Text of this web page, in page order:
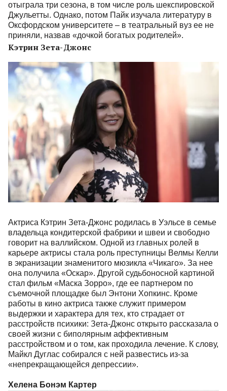
отыграла три сезона, в том числе роль шекспировской
Джульетты. Однако, потом Пайк изучала литературу в
Оксфордском университете – в театральный вуз ее не
приняли, назвав «дочкой богатых родителей».
Кэтрин Зета-Джонс
Актриса Кэтрин Зета-Джонс родилась в Уэльсе в семье
владельца кондитерской фабрики и швеи и свободно
говорит на валлийском. Одной из главных ролей в
карьере актрисы стала роль преступницы Велмы Келли
в экранизации знаменитого мюзикла «Чикаго». За нее
она получила «Оскар». Другой судьбоносной картиной
стал фильм «Маска Зорро», где ее партнером по
съемочной площадке был Энтони Хопкинс. Кроме
работы в кино актриса также служит примером
выдержки и характера для тех, кто страдает от
расстройств психики: Зета-Джонс открыто рассказала о
своей жизни с биполярным аффективным
расстройством и о том, как проходила лечение. К слову,
Майкл Дуглас собирался с ней развестись из-за
«непрекращающейся депрессии».
Хелена Бонэм Картер